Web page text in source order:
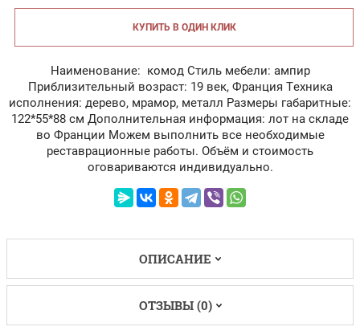
КУПИТЬ В ОДИН КЛИК
Наименование: комод Стиль мебели: ампир
Приблизительный возраст: 19 век, Франция Техника
исполнения: дерево, мрамор, металл Размеры габаритные:
122*55*88 см Дополнительная информация: лот на складе
во Франции Можем выполнить все необходимые
реставрационные работы. Объём и стоимость
оговариваются индивидуально.
ОПИСАНИЕ
ОТЗЫВЫ (0)